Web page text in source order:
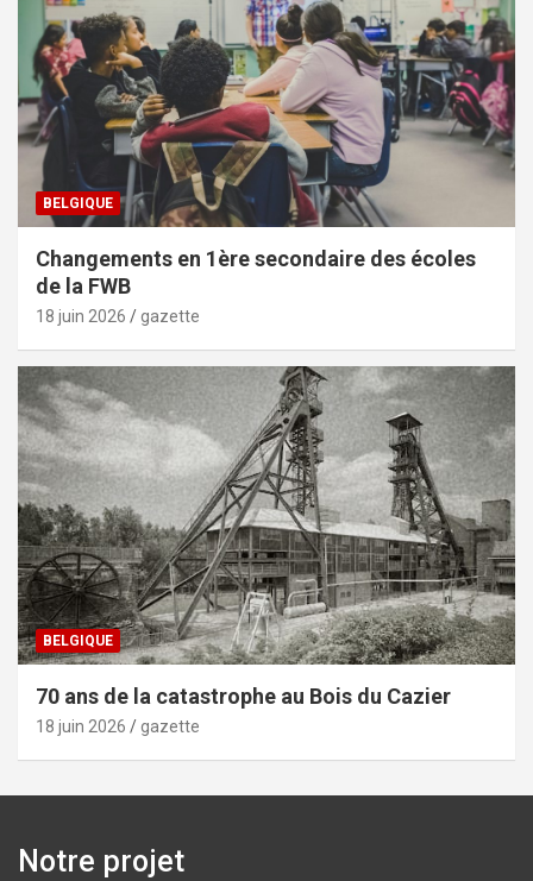
BELGIQUE
Changements en 1ère secondaire des écoles
de la FWB
18 juin 2026 gazette
BELGIQUE
70 ans de la catastrophe au Bois du Cazier
18 juin 2026 gazette
Notre projet